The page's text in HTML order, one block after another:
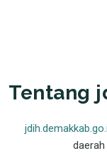
Tentang
daerah